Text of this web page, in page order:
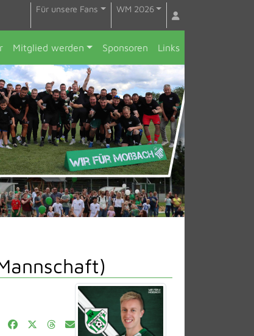
Für unsere Fans WM 2026
Mitglied werden Sponsoren Links